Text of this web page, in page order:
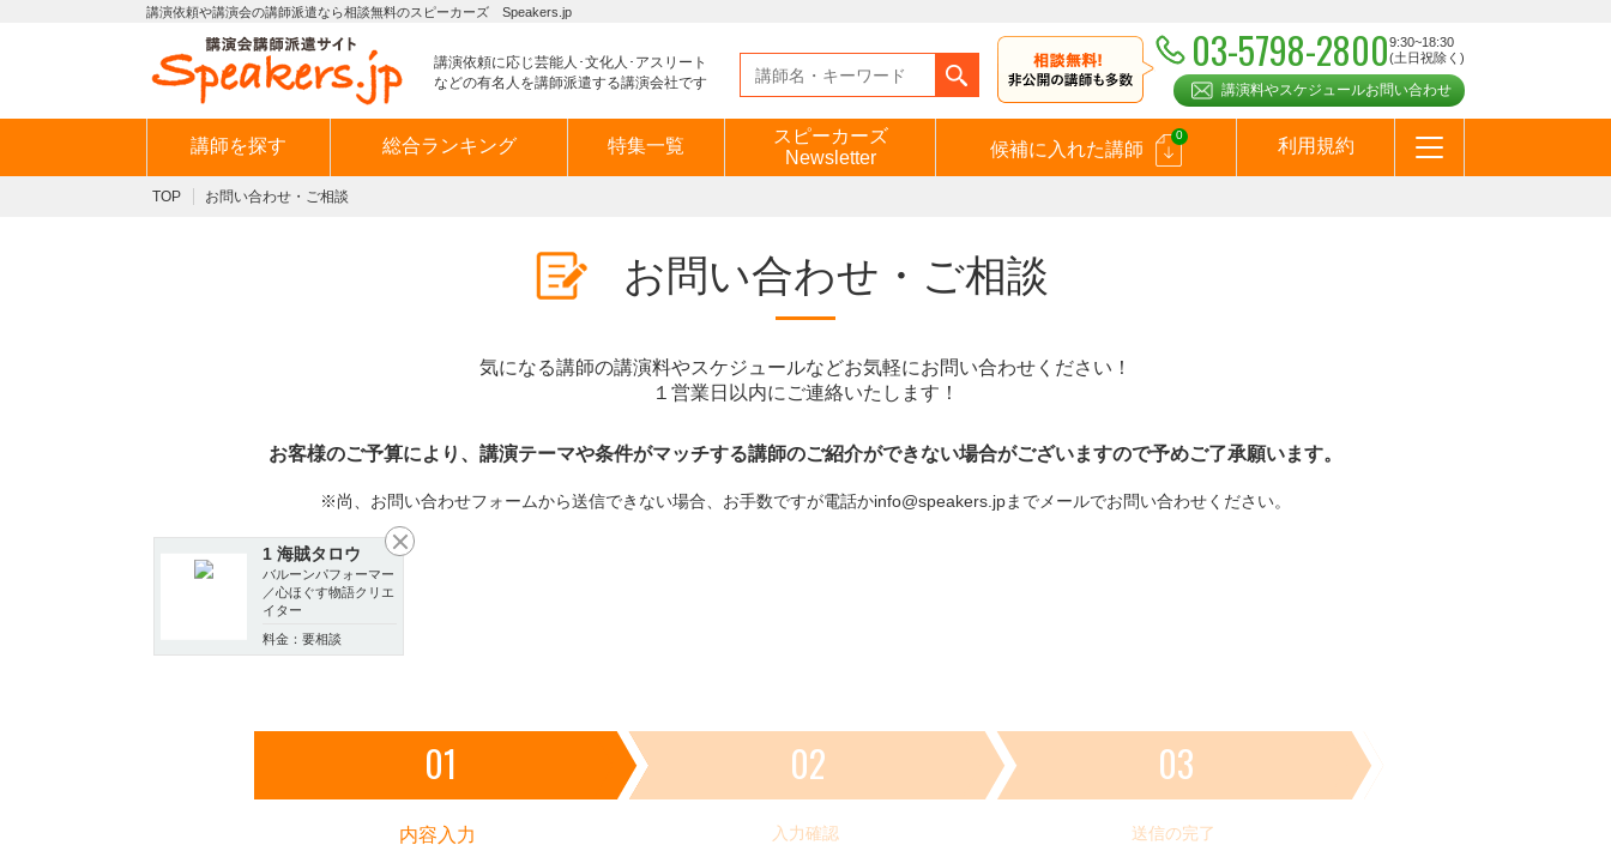
講演依頼や講演会の講師派遣なら相談無料のスピーカーズ Speakers.jp
講演依頼に応じ芸能人･文化人･アスリート
などの有名人を講師派遣する講演会社です
03-5798-28009:30~18:30
(土日祝除く)
講演料やスケジュールお問い合わせ
講師を探す 総合ランキング 特集一覧
スピーカーズ
Newsletter
候補に入れた講師
0
利用規約
TOP お問い合わせ・ご相談
お問い合わせ・ご相談
気になる講師の講演料やスケジュールなどお気軽にお問い合わせください！
１営業日以内にご連絡いたします！
お客様のご予算により、講演テーマや条件がマッチする講師のご紹介ができない場合がございますので予めご了承願います。
※尚、お問い合わせフォームから送信できない場合、お手数ですが電話かinfo@speakers.jpまでメールでお問い合わせください。
1 海賊タロウ
バルーンパフォーマー
／心ほぐす物語クリエ
イター
料金：要相談
01
内容入力
02
入力確認
03
送信の完了